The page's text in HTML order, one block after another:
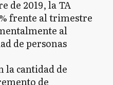
de 2019, la TA
frente al trimestre
al
de personas
la cantidad de
de